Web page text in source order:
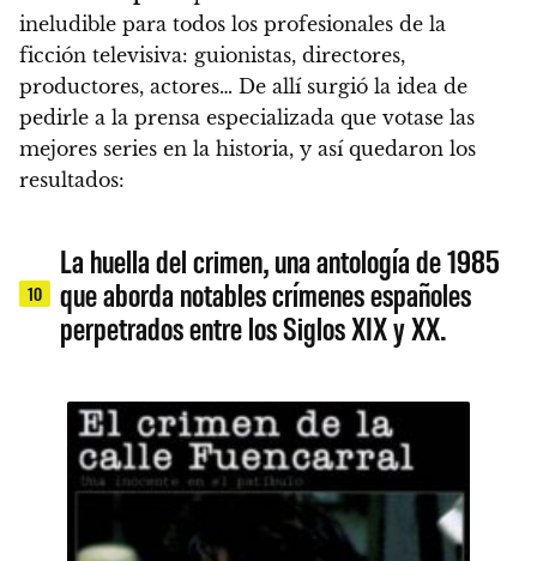
ineludible para todos los profesionales de la
ficción televisiva: guionistas, directores,
productores, actores… De allí surgió la idea de
pedirle a la prensa especializada que votase las
mejores series en la historia, y así quedaron los
resultados:
10
La huella del crimen, una antología de 1985
que aborda notables crímenes españoles
perpetrados entre los Siglos XIX y XX.